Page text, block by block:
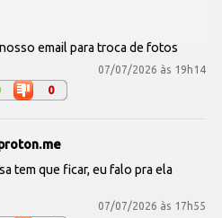
email para troca de fotos
07/07/2026 às 19h14
0
tem que ficar, eu falo pra ela
07/07/2026 às 17h55